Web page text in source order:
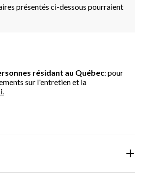
présentés ci-dessous pourraient
résidant au Québec: pour
sur l'entretien et la